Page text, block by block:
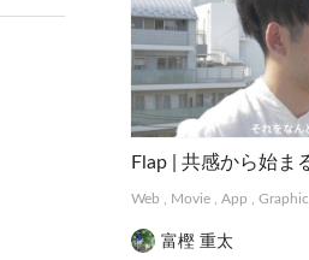
Web Movie App Graphic
富樫 重太